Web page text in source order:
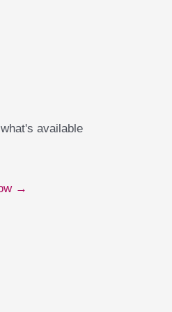
available
→